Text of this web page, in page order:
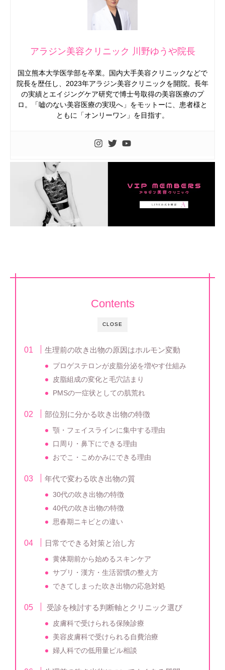
アラジン美容クリニック 川野ゆうや院長
国立熊本大学医学部を卒業。国内大手美容クリニックなどで
院長を歴任し、2023年アラジン美容クリニックを開院。長年
の実績とエイジングケア研究で博士号取得の美容医療のプ
ロ。「嘘のない美容医療の実現へ」をモットーに、患者様と
ともに「オンリーワン」を目指す。
CLOSE
Contents
生理前の吹き出物の原因はホルモン変動
プロゲステロンが皮脂分泌を増やす仕組み
皮脂組成の変化と毛穴詰まり
PMSの一症状としての肌荒れ
部位別に分かる吹き出物の特徴
顎・フェイスラインに集中する理由
口周り・鼻下にできる理由
おでこ・こめかみにできる理由
年代で変わる吹き出物の質
30代の吹き出物の特徴
40代の吹き出物の特徴
思春期ニキビとの違い
日常でできる対策と治し方
黄体期前から始めるスキンケア
サプリ・漢方・生活習慣の整え方
できてしまった吹き出物の応急対処
受診を検討する判断軸とクリニック選び
皮膚科で受けられる保険診療
美容皮膚科で受けられる自費治療
婦人科での低用量ピル相談